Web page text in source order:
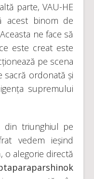
parte, VAU-HE
acest binom de
ne face să
este creat este
pe scena
sacră ordonată și
supremului
din triunghiul pe
vedem ieșind
o alegorie directă